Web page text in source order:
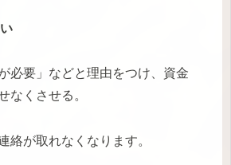
必要」などと理由をつけ、資金
なくさせる。
絡が取れなくなります。